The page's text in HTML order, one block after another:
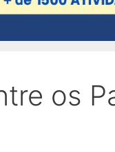
os